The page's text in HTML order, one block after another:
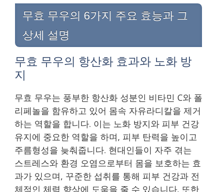
무효 무우의 6가지 주요 효능과 그
상세 설명
무효 무우의 항산화 효과와 노화 방
지
무효 무우는 풍부한 항산화 성분인 비타민 C와 폴
리페놀을 함유하고 있어 몸속 자유라디칼을 제거
하는 역할을 합니다. 이는 노화 방지와 피부 건강
유지에 중요한 역할을 하며, 피부 탄력을 높이고
주름형성을 늦춰줍니다. 현대인들이 자주 겪는
스트레스와 환경 오염으로부터 몸을 보호하는 효
과가 있으며, 꾸준한 섭취를 통해 피부 건강과 전
체적인 체력 향상에 도움을 줄 수 있습니다. 또한